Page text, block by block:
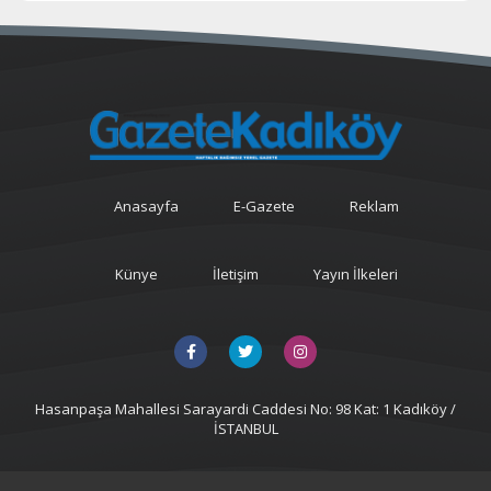
Anasayfa E-Gazete Reklam
Künye İletişim Yayın İlkeleri
Hasanpaşa Mahallesi Sarayardi Caddesi No: 98 Kat: 1 Kadıköy /
İSTANBUL